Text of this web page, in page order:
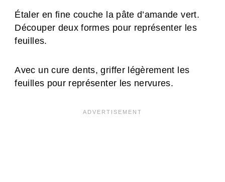
Étaler en fine couche la pâte d’amande vert.
Découper deux formes pour représenter les
feuilles.
Avec un cure dents, griffer légèrement les
feuilles pour représenter les nervures.